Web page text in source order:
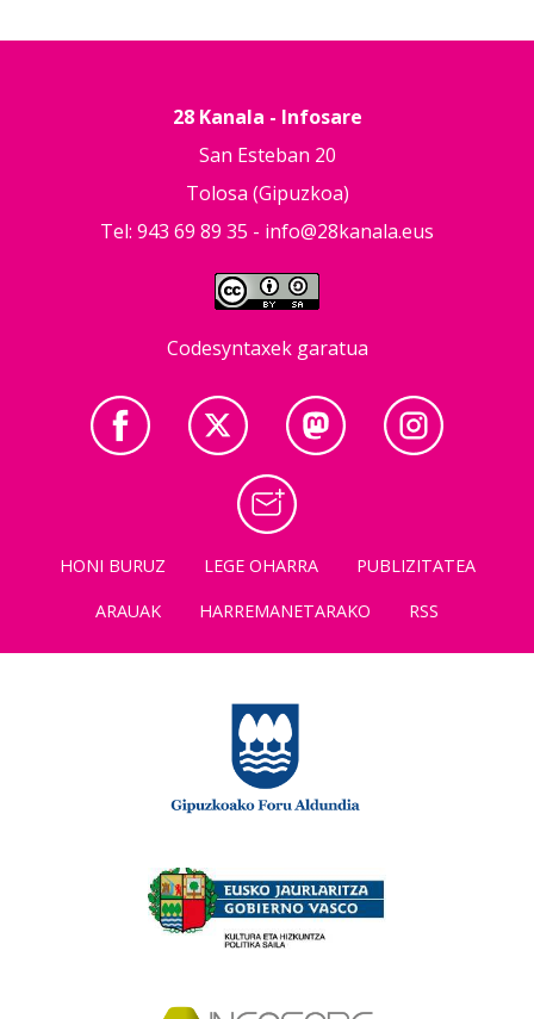
28 Kanala - Infosare
San Esteban 20
Tolosa (Gipuzkoa)
Tel: 943 69 89 35 - info@28kanala.eus
Codesyntaxek garatua
HONI BURUZ LEGE OHARRA
PUBLIZITATEA
ARAUAK
HARREMANETARAKO RSS